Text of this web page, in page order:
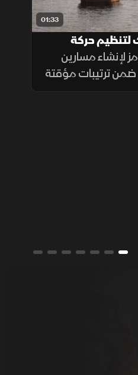
01:33
حركة
مسارين
ضمن ترتيبات مؤقتة
حذر إيراني واشتراط